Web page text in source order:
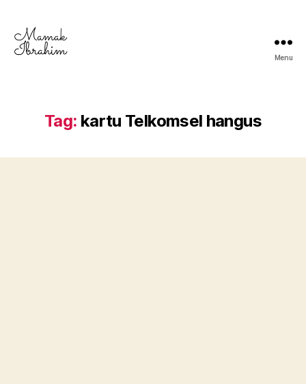
Lifestyle
Blogger
Menu
Tag: kartu Telkomsel hangus